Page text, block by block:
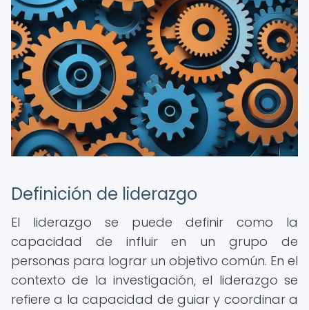
Definición de liderazgo
El liderazgo se puede definir como la
capacidad de influir en un grupo de
personas para lograr un objetivo común. En el
contexto de la investigación, el liderazgo se
refiere a la capacidad de guiar y coordinar a